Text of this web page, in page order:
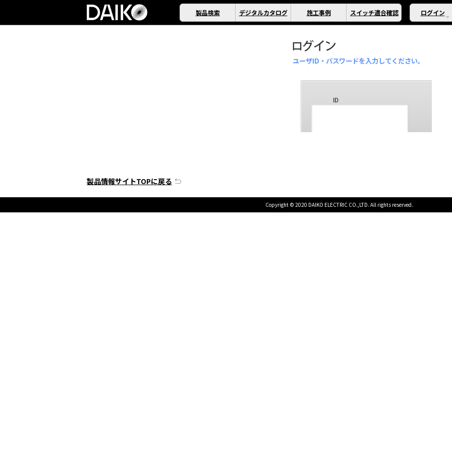
製品検索 デジタルカタログ 施工事例 スイッチ適合確認 ログイン
ユーザID・パスワードを入力してください。
製品情報サイトTOPに戻る
Copyright © 2020 DAIKO ELECTRIC CO.,LTD. All rights reserved.